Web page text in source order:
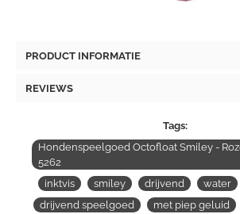
PRODUCT INFORMATIE
REVIEWS
Tags:
Hondenspeelgoed Octofloat Smiley -
5262
inktvis
smiley drijvend water
drijvend speelgoed
met piep geluid